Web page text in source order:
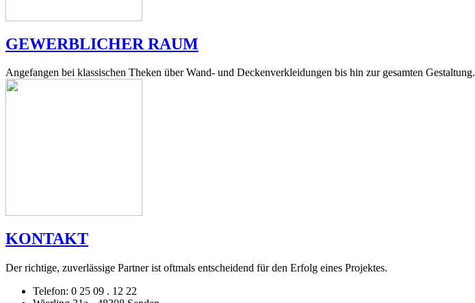
GEWERBLICHER RAUM
Angefangen bei klassischen Theken über Wand- und Deckenverkleidungen bis hin zur gesamten Gestaltung.
KONTAKT
Der richtige, zuverlässige Partner ist oftmals entscheidend für den Erfolg eines Projektes.
Telefon: 0 25 09 . 12 22